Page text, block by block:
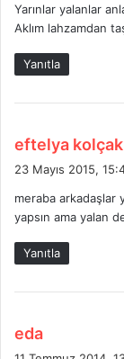
Yarınlar yalanlar
Aklım lahzamdan
Yanıtla
eftelya kolçak
23 Mayıs 2015,
meraba arkadaşlar
yapsın ama yalan
Yanıtla
eda